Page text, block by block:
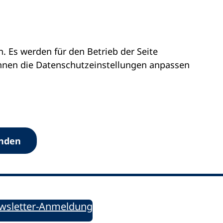
Es werden für den Betrieb der Seite
die Datenschutz­einstellungen anpassen
informiert!
Anmeldung